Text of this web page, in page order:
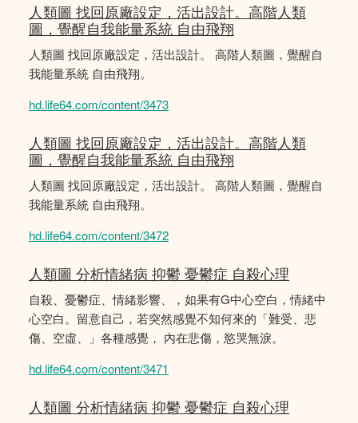
人類圖 找回原廠設定，活出設計。高階人類
圖，覺醒自我能量系統 自由飛翔
人類圖 找回原廠設定，活出設計。 高階人類圖，覺醒自
我能量系統 自由飛翔。
hd.life64.com/content/3473
人類圖 找回原廠設定，活出設計。高階人類
圖，覺醒自我能量系統 自由飛翔
人類圖 找回原廠設定，活出設計。 高階人類圖，覺醒自
我能量系統 自由飛翔。
hd.life64.com/content/3472
人類圖 分析情緒病 抑鬱 憂鬱症 自殺心理
自殺、憂鬱症、情緒影響、，如果有G中心空白，情緒中
心空白。留意自己，若突然感覺不知何來的「難受、悲
傷、空虛、」各種感覺， 內在悲傷，慾哭無淚。
hd.life64.com/content/3471
人類圖 分析情緒病 抑鬱 憂鬱症 自殺心理